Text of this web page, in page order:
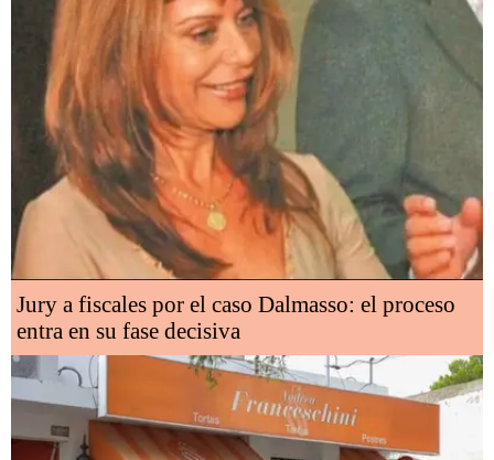
Jury a fiscales por el caso Dalmasso: el proceso
entra en su fase decisiva